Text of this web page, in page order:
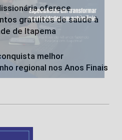
oferece
gratuitos de saúde à
de Itapema
melhor
regional nos Anos Finais